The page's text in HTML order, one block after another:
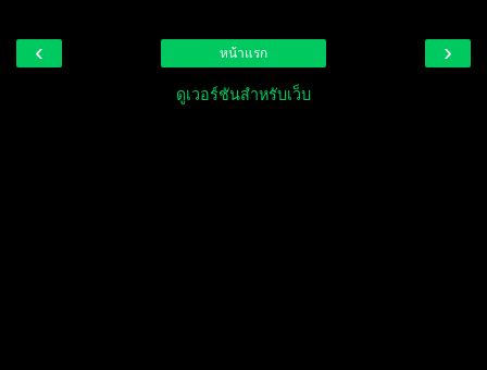
‹ ›
หน้าแรก
ดูเวอร์ชันสำหรับเว็บ